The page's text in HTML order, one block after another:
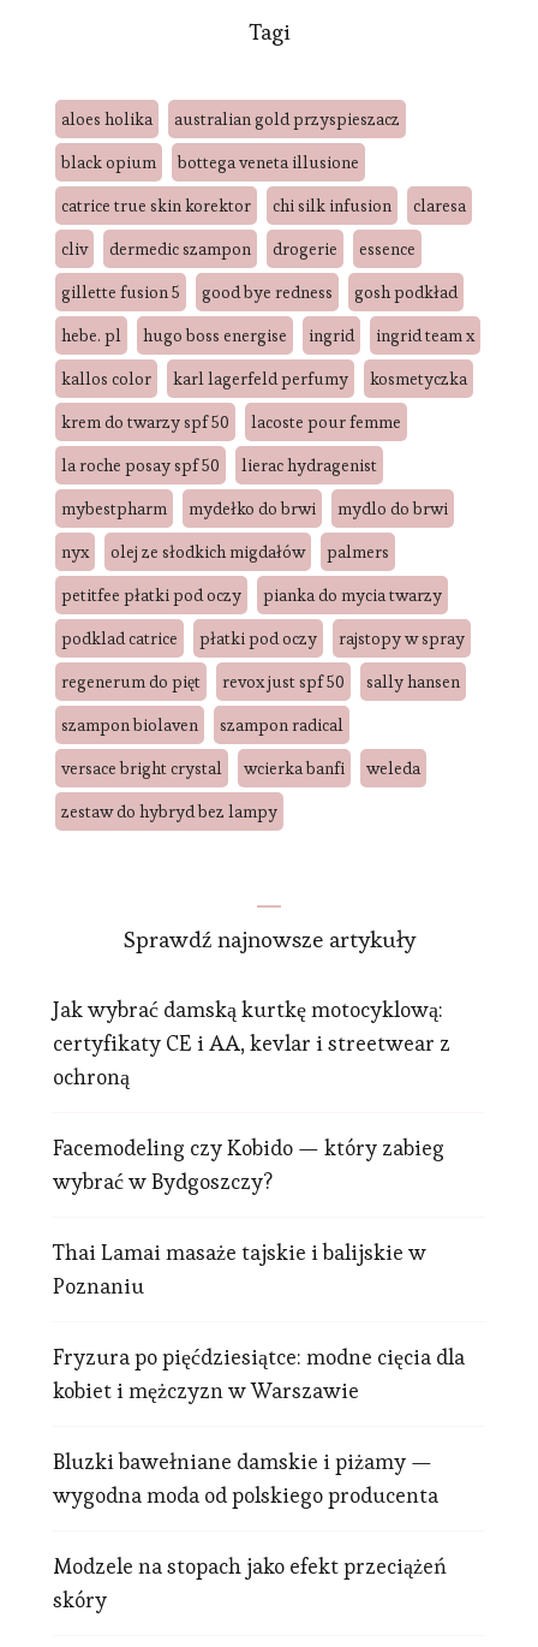
Tagi
aloes holika
australian gold przyspieszacz
black opium
bottega veneta illusione
catrice true skin korektor
chi silk infusion
claresa
cliv
dermedic szampon drogerie
essence
gillette fusion 5
good bye redness
gosh podkład
hebe. pl
hugo boss energise ingrid
ingrid team x
kallos color
karl lagerfeld perfumy
kosmetyczka
krem do twarzy spf 50
lacoste pour femme
la roche posay spf 50
lierac hydragenist
mybestpharm
mydełko do brwi
mydlo do brwi
nyx
olej ze słodkich migdałów
palmers
petitfee płatki pod oczy
pianka do mycia twarzy
podklad catrice
płatki pod oczy
rajstopy w spray
regenerum do pięt
revox just spf 50
sally hansen
szampon biolaven
szampon radical
versace bright crystal
wcierka banfi
weleda
zestaw do hybryd bez lampy
Sprawdź najnowsze artykuły
Jak wybrać damską kurtkę motocyklową:
certyfikaty CE i AA, kevlar i streetwear z
ochroną
Facemodeling czy Kobido — który zabieg
wybrać w Bydgoszczy?
Thai Lamai masaże tajskie i balijskie w
Poznaniu
Fryzura po pięćdziesiątce: modne cięcia dla
kobiet i mężczyzn w Warszawie
Bluzki bawełniane damskie i piżamy —
wygodna moda od polskiego producenta
Modzele na stopach jako efekt przeciążeń
skóry